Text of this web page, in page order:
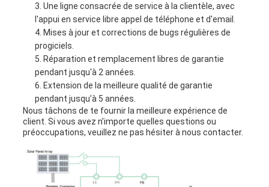
Une ligne consacrée de service à la clientèle, avec
l'appui en service libre appel de téléphone et d'email.
Mises à jour et corrections de bugs régulières de
progiciels.
Réparation et remplacement libres de garantie
pendant jusqu'à 2 années.
Extension de la meilleure qualité de garantie
pendant jusqu'à 5 années.
Nous tâchons de te fournir la meilleure expérience de
client. Si vous avez n'importe quelles questions ou
préoccupations, veuillez ne pas hésiter à nous contacter.